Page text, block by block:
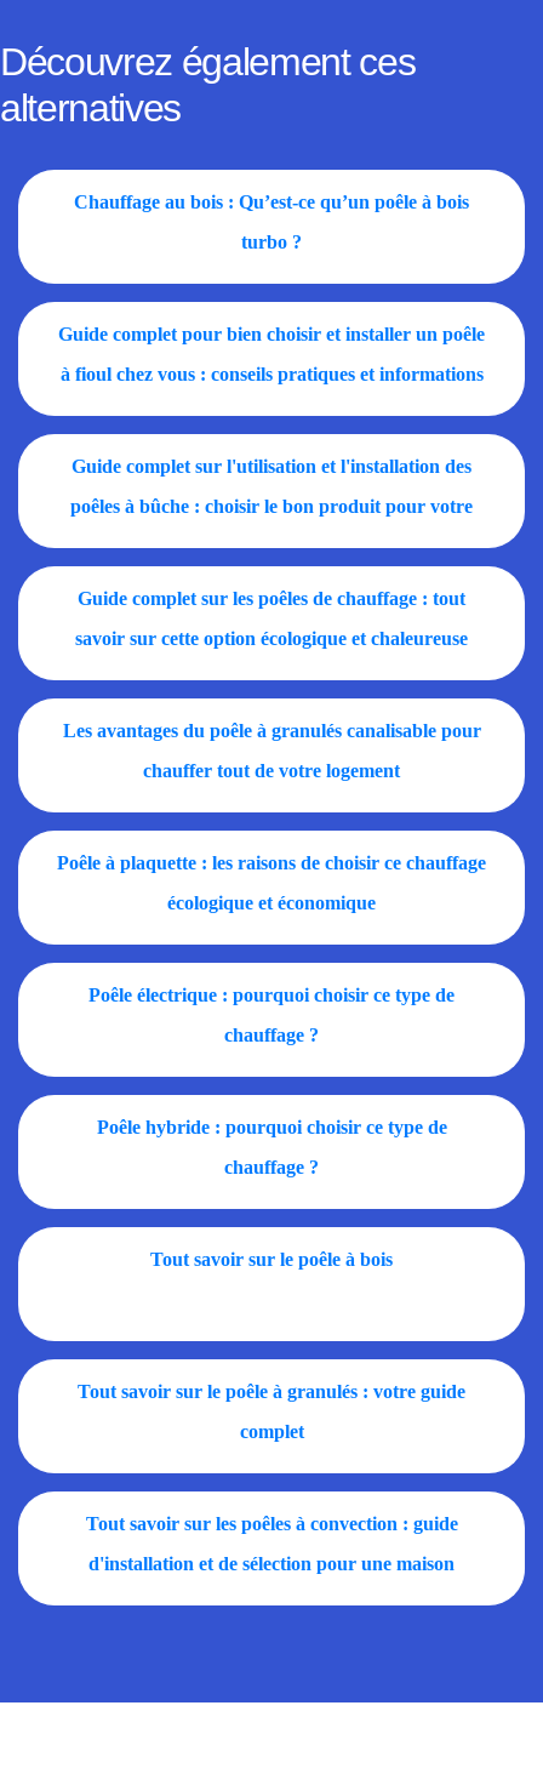
Découvrez également ces
alternatives
Chauffage au bois : Qu’est-ce qu’un poêle à bois
turbo ?
Guide complet pour bien choisir et installer un poêle
à fioul chez vous : conseils pratiques et informations
essentielles
Guide complet sur l'utilisation et l'installation des
poêles à bûche : choisir le bon produit pour votre
maison
Guide complet sur les poêles de chauffage : tout
savoir sur cette option écologique et chaleureuse
pour votre maison
Les avantages du poêle à granulés canalisable pour
chauffer tout de votre logement
Poêle à plaquette : les raisons de choisir ce chauffage
écologique et économique
Poêle électrique : pourquoi choisir ce type de
chauffage ?
Poêle hybride : pourquoi choisir ce type de
chauffage ?
Tout savoir sur le poêle à bois
Tout savoir sur le poêle à granulés : votre guide
complet
Tout savoir sur les poêles à convection : guide
d'installation et de sélection pour une maison
économe en énergie